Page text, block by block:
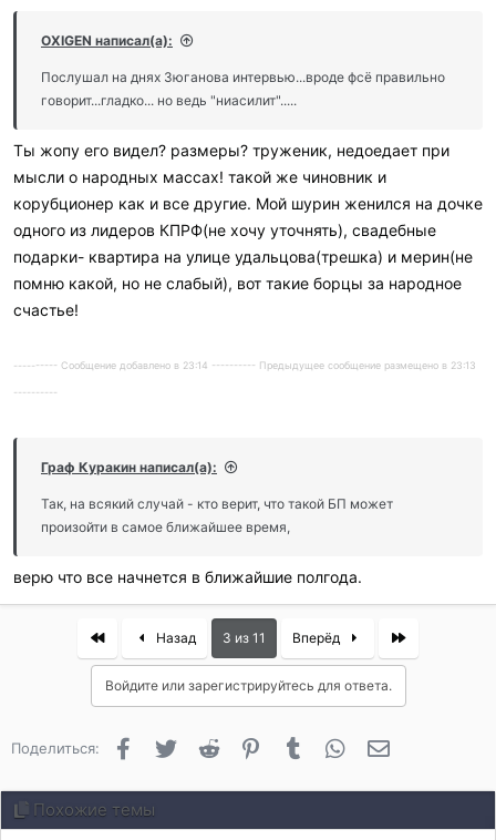
OXIGEN написал(а):
Послушал на днях Зюганова интервью...вроде фсё правильно
говорит...гладко... но ведь "ниасилит".....
Ты жопу его видел? размеры? труженик, недоедает при
мысли о народных массах! такой же чиновник и
корубционер как и все другие. Мой шурин женился на дочке
одного из лидеров КПРФ(не хочу уточнять), свадебные
подарки- квартира на улице удальцова(трешка) и мерин(не
помню какой, но не слабый), вот такие борцы за народное
счастье!
---------- Сообщение добавлено в 23:14 ---------- Предыдущее сообщение размещено в 23:13
----------
Граф Куракин написал(а):
Так, на всякий случай - кто верит, что такой БП может
произойти в самое ближайшее время,
верю что все начнется в ближайшие полгода.
First Назад 3 из 11 Вперёд Last
Войдите или зарегистрируйтесь для ответа.
Поделиться: FacebookTwitter Reddit PinterestTumblr WhatsApp
Похожие темы